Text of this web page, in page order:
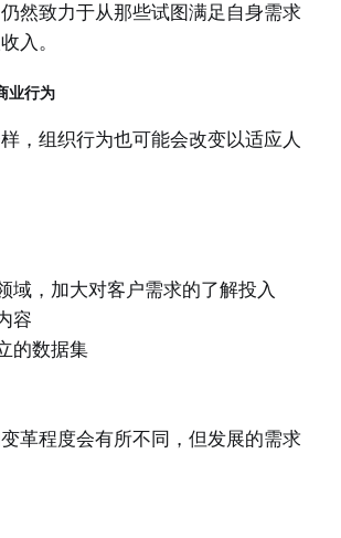
然致力于从那些试图满足自身需求
入。
业行为
，组织行为也可能会改变以适应人
域，加大对客户需求的了解投入
容
的数据集
革程度会有所不同，但发展的需求